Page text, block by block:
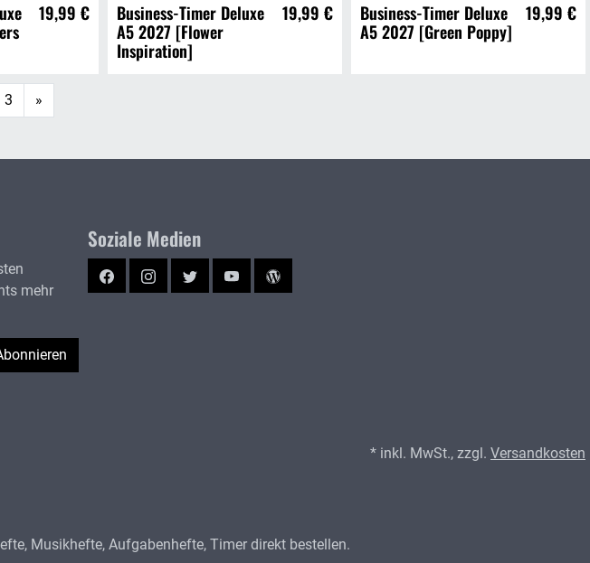
19,99 €
Business-Timer Deluxe
A5 2027 [Flower
Inspiration]
19,99 €
Business-Timer Deluxe
A5 2027 [Green Poppy]
19,99 €
3 »Weiter
mehr
Soziale Medien
FacebookInstagramTwitterYouTube
Blog
* inkl. MwSt., zzgl. Versandkosten
Musikhefte, Aufgabenhefte, Timer direkt bestellen.